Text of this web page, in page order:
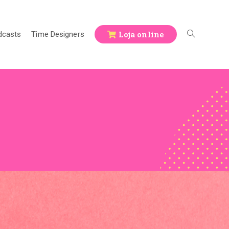
Time Designers Loja online